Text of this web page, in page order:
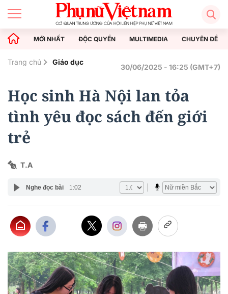
MỚI NHẤT ĐỘC QUYỀN MULTIMEDIA CHUYÊN ĐỀ
Trang chủ Giáo dục
30/06/2025 - 16:25 (GMT+7)
Học sinh Hà Nội lan tỏa
tình yêu đọc sách đến giới
trẻ
T.A
Nghe đọc bài 1:02